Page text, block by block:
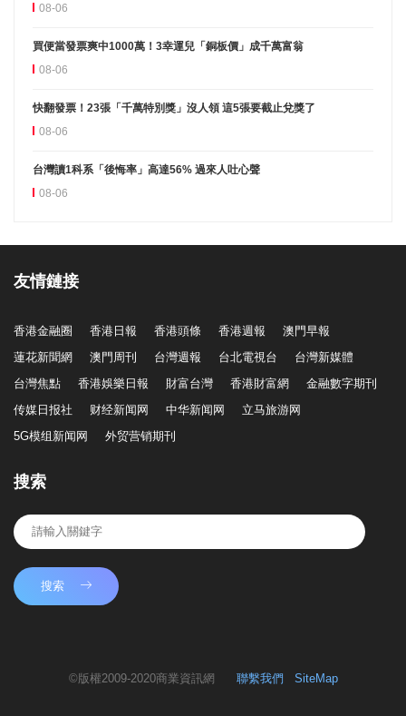
08-06
買便當發票爽中1000萬！3幸運兒「銅板價」成千萬富翁
08-06
快翻發票！23張「千萬特別獎」沒人領 這5張要截止兌獎了
08-06
台灣讀1科系「後悔率」高達56% 過來人吐心聲
08-06
友情鏈接
香港金融圈 香港日報 香港頭條 香港週報
澳門早報
蓮花新聞網
澳門周刊 台灣週報 台北電視台
台灣新媒體
台灣焦點
香港娛樂日報 財富台灣 香港財富網
金融數字期刊
传媒日报社
财经新闻网 中华新闻网
立马旅游网
5G模组新闻网
外贸营销期刊
搜索
搜索
©版權2009-2020商業資訊網 聯繫我們 SiteMap